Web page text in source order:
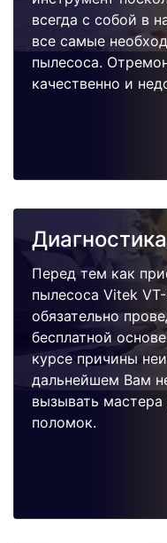
всегда с собой в
все самые
пылесоса.
качественно и
Перед тем как
пылесоса Vitek
обязательно
бесплатной
курсе причины
дальнейшем Вам
вызывать мастера
поломок.